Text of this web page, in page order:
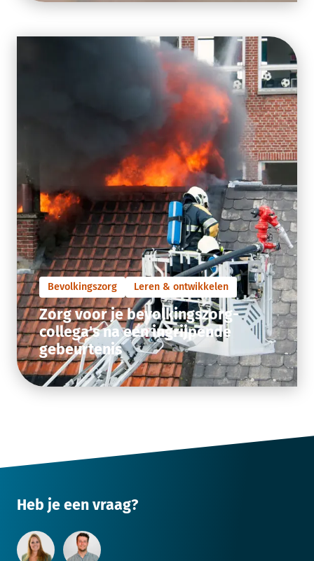
Bevolkingszorg Leren & ontwikkelen
Zorg voor je bevolkingszorg-
collega's na een ingrijpende
gebeurtenis
Heb je een vraag?